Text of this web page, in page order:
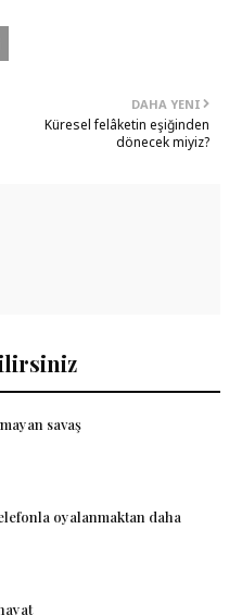
DAHA YENI
Küresel felâketin eşiğinden
dönecek miyiz?
savaş
oyalanmaktan daha